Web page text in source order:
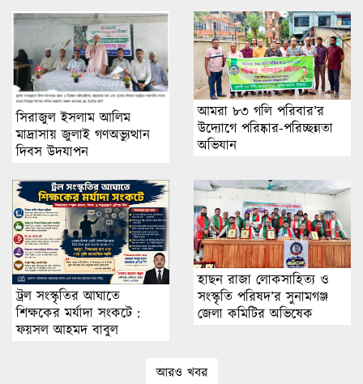
সিরাজুল ইসলাম আলিম
মাদ্রাসায় জুলাই গণঅভ্যুত্থান
দিবস উদযাপন
আমরা ৮৩ গলি পরিবার’র
উদ্যোগে পরিষ্কার-পরিচ্ছন্নতা
অভিযান
ট্রল সংস্কৃতির আঘাতে
শিক্ষকের মর্যাদা সংকটে :
ফয়সল আহমদ বাবুল
হাছন রাজা লোকসাহিত্য ও
সংস্কৃতি পরিষদ’র সুনামগঞ্জ
জেলা কমিটির অভিষেক
আরও খবর